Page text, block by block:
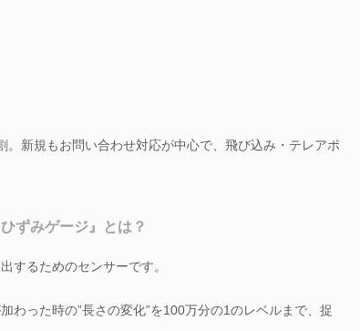
。新規もお問い合わせ対応が中心で、飛び込み・テレアポ
ずみゲージ』とは？
するためのセンサーです。
わった時の”長さの変化”を100万分の1のレベルまで、捉